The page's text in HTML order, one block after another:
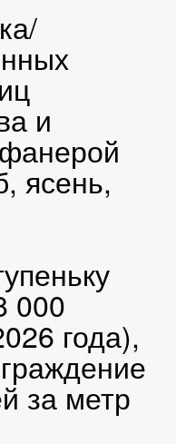
и
ясень,
000
года),
за метр